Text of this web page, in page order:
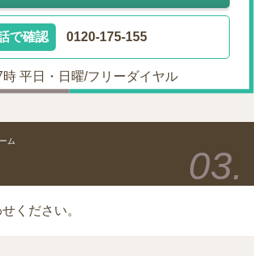
で確認 0120-175-155
時 平日・日曜/フリーダイヤル
ム
ください。